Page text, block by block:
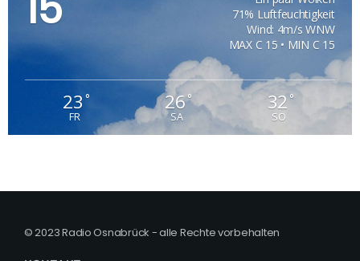
71% Luftfeuchtigkeit
Wind: 4m/s WNW
MAX C 15 • MIN C 15
23 °
FR
26°
SA
32°
SO
© 2023 Radio Osnabrück - alle Rechte vorbehalten